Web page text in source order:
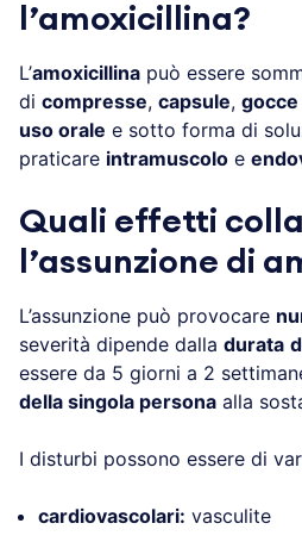
l’amoxicillina?
L’amoxicillina può essere
di compresse, capsule, gocce
uso orale e sotto forma di
praticare intramuscolo e
Quali effetti
l’assunzione di
L’assunzione può provocare
severità dipende dalla durata
essere da 5 giorni a 2
della singola persona alla
I disturbi possono essere di
cardiovascolari: vasculite